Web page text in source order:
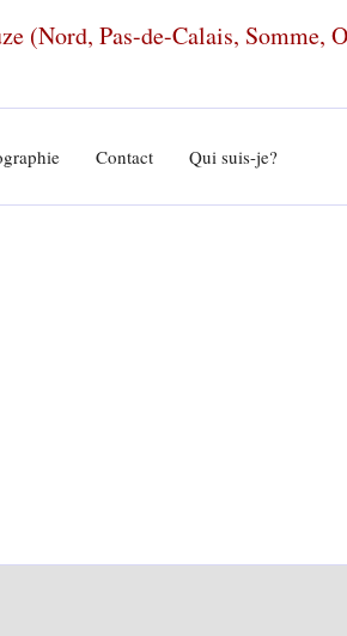
(Nord, Pas-de-Calais, Somme,
Contact Qui suis-je?